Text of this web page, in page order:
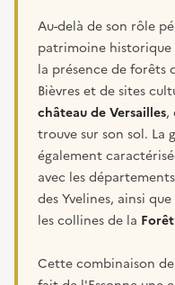
Au-delà de son rôle
patrimoine
la présence de forêts
Bièvres et de sites
château de Versailles,
trouve sur son sol. La
également
avec les
des Yvelines, ainsi
les collines de la
Cette combinaison